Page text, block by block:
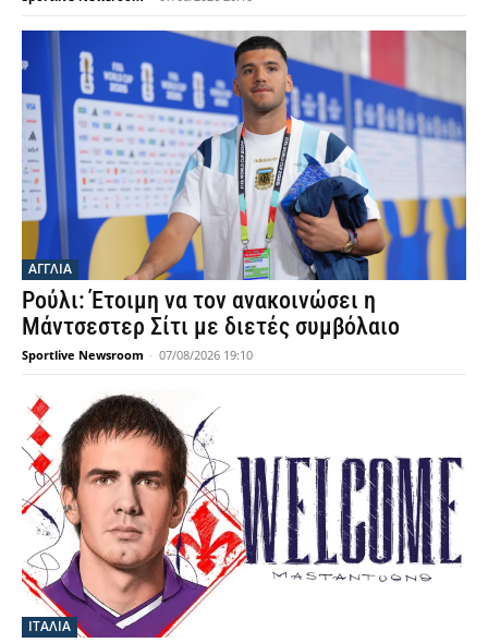
ΑΓΓΛΙΑ
Ρούλι: Έτοιμη να τον ανακοινώσει η
Μάντσεστερ Σίτι με διετές συμβόλαιο
Sportlive Newsroom - 07/08/2026 19:10
ΙΤΑΛΙΑ